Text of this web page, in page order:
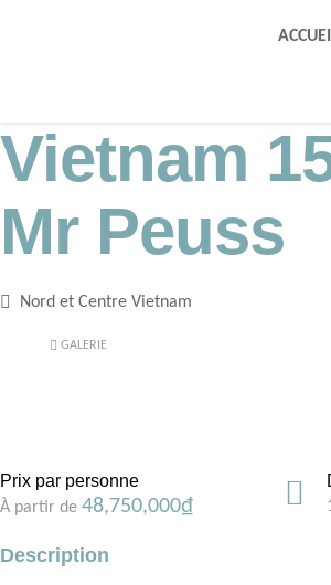
Vietnam
Mr Peuss
Nord et Centre Vietnam
GALERIE
Prix par personne
À partir de 48,750,000₫
Description